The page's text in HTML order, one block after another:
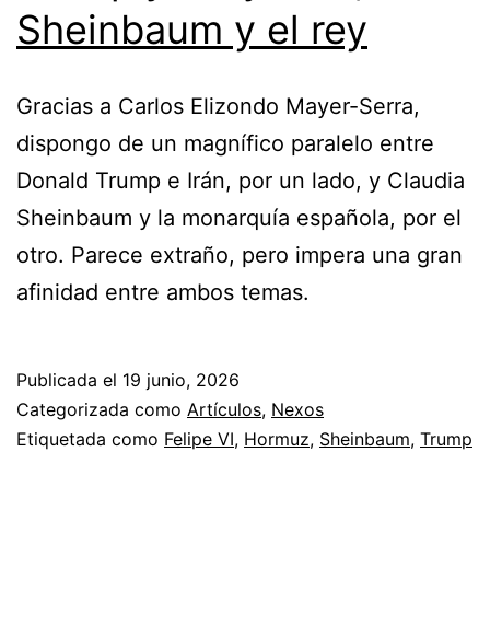
Sheinbaum y el rey
Gracias a Carlos Elizondo Mayer-Serra,
dispongo de un magnífico paralelo entre
Donald Trump e Irán, por un lado, y Claudia
Sheinbaum y la monarquía española, por el
otro. Parece extraño, pero impera una gran
afinidad entre ambos temas.
Publicada el 19 junio, 2026
Categorizada como Artículos, Nexos
Etiquetada como Felipe VI, Hormuz, Sheinbaum, Trump